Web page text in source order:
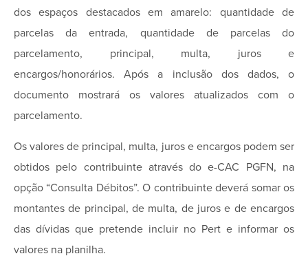
dos espaços destacados em amarelo: quantidade de
parcelas da entrada, quantidade de parcelas do
parcelamento, principal, multa, juros e
encargos/honorários. Após a inclusão dos dados, o
documento mostrará os valores atualizados com o
parcelamento.
Os valores de principal, multa, juros e encargos podem ser
obtidos pelo contribuinte através do e-CAC PGFN, na
opção “Consulta Débitos”. O contribuinte deverá somar os
montantes de principal, de multa, de juros e de encargos
das dívidas que pretende incluir no Pert e informar os
valores na planilha.